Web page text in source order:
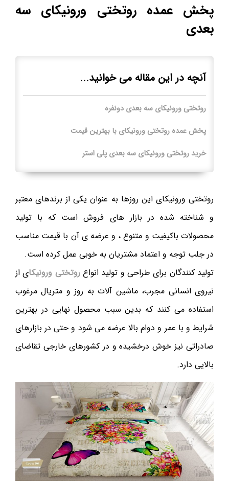
پخش عمده روتختی ورونیکای سه
بعدی
آنچه در این مقاله می خوانید...
روتختی ورونیکای سه بعدی دونفره
پخش عمده روتختی ورونیکای با بهترین قیمت
خرید روتختی ورونیکای سه بعدی پلی استر
روتختی ورونیکای این روزها به عنوان یکی از برندهای معتبر
و شناخته شده در بازار های فروش است که با تولید
محصولات باکیفیت و متنوع ، و عرضه ی آن با قیمت مناسب
در جلب توجه و اعتماد مشتریان به خوبی عمل کرده است.
تولید کنندگان برای طراحی و تولید انواعروتختی ورونیکای از
نیروی انسانی مجرب، ماشین آلات به روز و متریال مرغوب
استفاده می کنند که بدین سبب محصول نهایی در بهترین
شرایط و با عمر و دوام بالا عرضه می شود و حتی در بازارهای
صادراتی نیز خوش درخشیده و در کشورهای خارجی تقاضای
بالایی دارد.